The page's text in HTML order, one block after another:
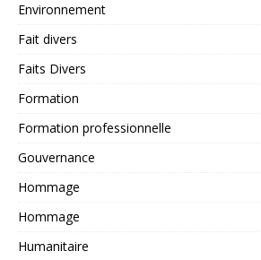
Environnement
Fait divers
Faits Divers
Formation
Formation professionnelle
Gouvernance
Hommage
Hommage
Humanitaire